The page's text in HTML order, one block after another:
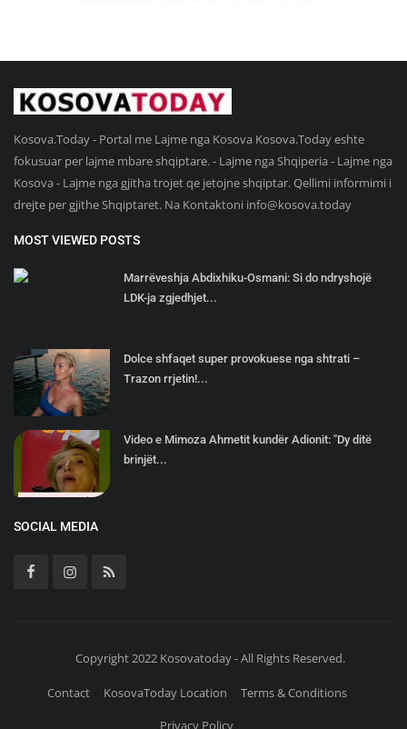
Kosova.Today - Portal me Lajme nga Kosova Kosova.Today eshte
fokusuar per lajme mbare shqiptare. - Lajme nga Shqiperia - Lajme nga
Kosova - Lajme nga gjitha trojet qe jetojne shqiptar. Qellimi informimi i
drejte per gjithe Shqiptaret. Na Kontaktoni info@kosova.today
MOST VIEWED POSTS
Marrëveshja Abdixhiku-Osmani: Si do ndryshojë
LDK-ja zgjedhjet...
Dolce shfaqet super provokuese nga shtrati –
Trazon rrjetin!...
Video e Mimoza Ahmetit kundër Adionit: "Dy ditë
brinjët...
SOCIAL MEDIA
Copyright 2022 Kosovatoday - All Rights Reserved.
Contact KosovaToday Location
Terms & Conditions
Privacy Policy